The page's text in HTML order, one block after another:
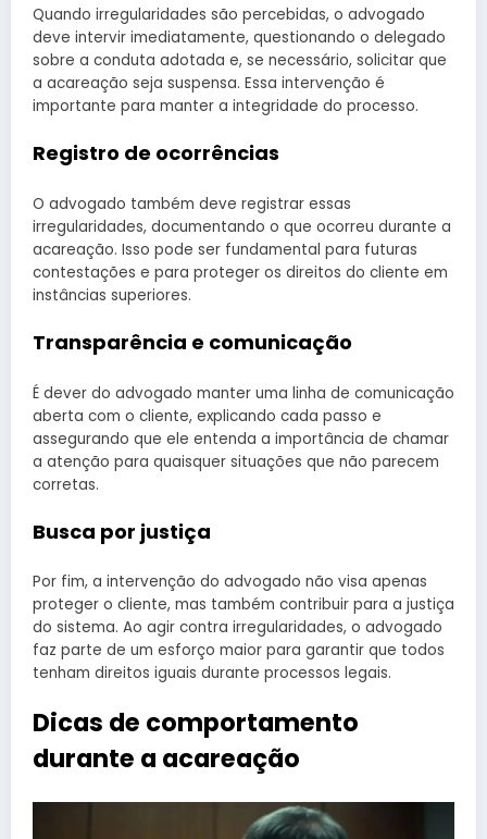
Quando irregularidades são percebidas, o advogado
deve intervir imediatamente, questionando o delegado
sobre a conduta adotada e, se necessário, solicitar que
a acareação seja suspensa. Essa intervenção é
importante para manter a integridade do processo.
Registro de ocorrências
O advogado também deve registrar essas
irregularidades, documentando o que ocorreu durante a
acareação. Isso pode ser fundamental para futuras
contestações e para proteger os direitos do cliente em
instâncias superiores.
Transparência e comunicação
É dever do advogado manter uma linha de comunicação
aberta com o cliente, explicando cada passo e
assegurando que ele entenda a importância de chamar
a atenção para quaisquer situações que não parecem
corretas.
Busca por justiça
Por fim, a intervenção do advogado não visa apenas
proteger o cliente, mas também contribuir para a justiça
do sistema. Ao agir contra irregularidades, o advogado
faz parte de um esforço maior para garantir que todos
tenham direitos iguais durante processos legais.
Dicas de comportamento
durante a acareação